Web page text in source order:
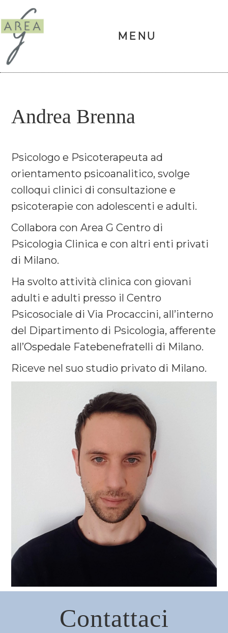
Skip
navigation
Skip
content
Skip
sidebar
Skip
Area
G
MENU
Andrea Brenna
Psicologo e Psicoterapeuta ad
orientamento psicoanalitico, svolge
colloqui clinici di consultazione e
psicoterapie con adolescenti e adulti.
Collabora con Area G Centro di
Psicologia Clinica e con altri enti privati
di Milano.
Ha svolto attività clinica con giovani
adulti e adulti presso il Centro
Psicosociale di Via Procaccini, all’interno
del Dipartimento di Psicologia, afferente
all’Ospedale Fatebenefratelli di Milano.
Riceve nel suo studio privato di Milano.
Contattaci